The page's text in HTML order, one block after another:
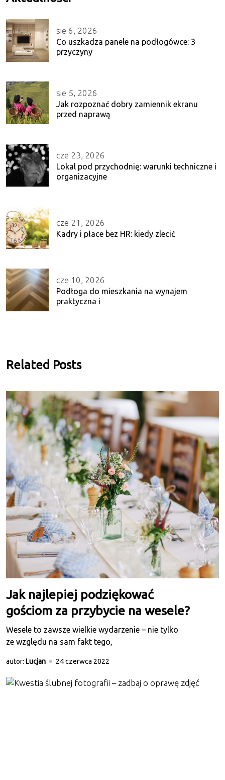
sie 6, 2026
Co uszkadza panele na podłogówce: 3
przyczyny
sie 5, 2026
Jak rozpoznać dobry zamiennik ekranu
przed naprawą
cze 23, 2026
Lokal pod przychodnię: warunki techniczne i
organizacyjne
cze 21, 2026
Kadry i płace bez HR: kiedy zlecić
cze 10, 2026
Podłoga do mieszkania na wynajem
praktyczna i
Related Posts
Jak najlepiej podziękować
gościom za przybycie na wesele?
Wesele to zawsze wielkie wydarzenie – nie tylko
ze względu na sam fakt tego,
autor: Lucjan 24 czerwca 2022